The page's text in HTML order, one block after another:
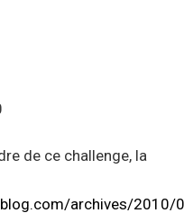
de ce challenge, la
archives/